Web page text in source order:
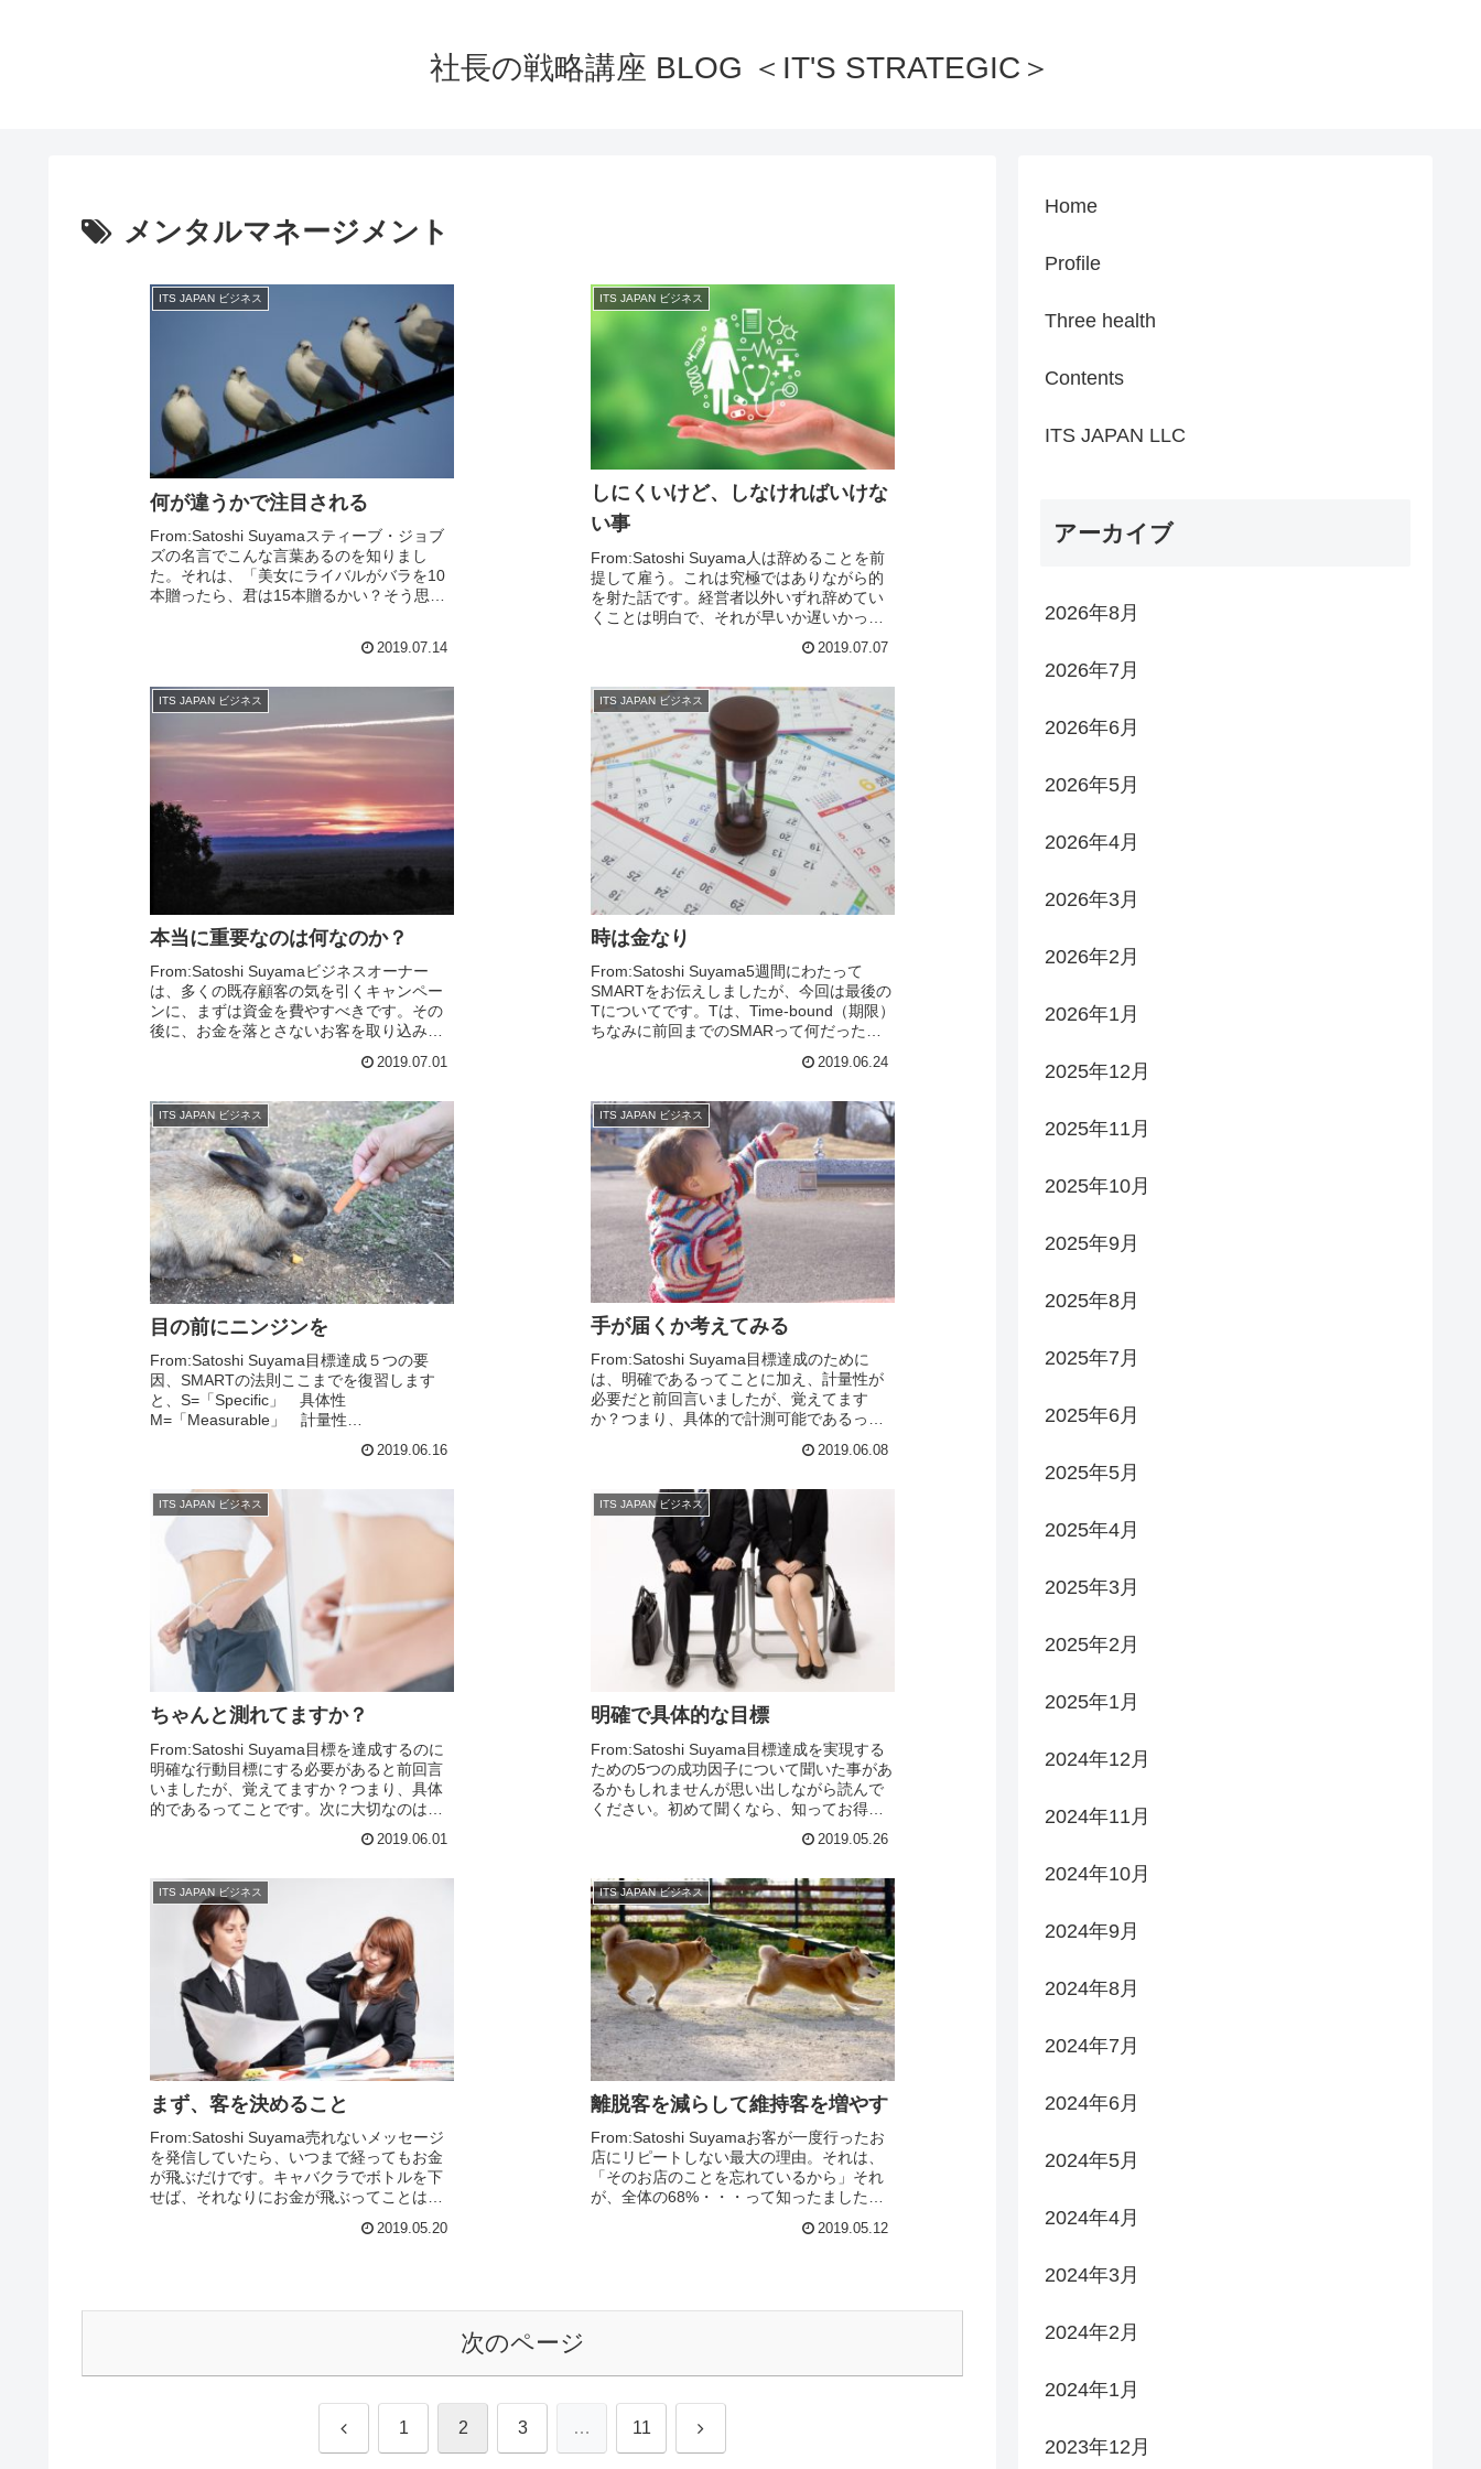
社長の戦略講座 BLOG ＜IT'S STRATEGIC＞
メンタルマネージメント
ITS JAPAN ビジネス
何が違うかで注目される
From:Satoshi Suyamaスティーブ・ジョブ
ズの名言でこんな言葉あるのを知りまし
た。それは、「美女にライバルがバラを10
本贈ったら、君は15本贈るかい？そう思っ
2019.07.14
ITS JAPAN ビジネス
しにくいけど、しなければいけな
い事
From:Satoshi Suyama人は辞めることを前
提して雇う。これは究極ではありながら的
を射た話です。経営者以外いずれ辞めてい
くことは明白で、それが早いか遅いかって
では無く、長くいてもらうことにフ...2019.07.07
ITS JAPAN ビジネス
本当に重要なのは何なのか？
From:Satoshi Suyamaビジネスオーナー
は、多くの既存顧客の気を引くキャンペー
ンに、まずは資金を費やすべきです。その
後に、お金を落とさないお客を取り込み、
に仕向ける戦略を立て、そこに時間と...
2019.07.01
ITS JAPAN ビジネス
時は金なり
From:Satoshi Suyama5週間にわたって
SMARTをお伝えしましたが、今回は最後の
Tについてです。Tは、Time-bound（期限）
ちなみに前回までのSMARって何だったか
2019.06.24
ITS JAPAN ビジネス
目の前にニンジンを
From:Satoshi Suyama目標達成５つの要
因、SMARTの法則ここまでを復習します
と、S=「Specific」 具体性
M=「Measurable」 計量性
2019.06.16
ITS JAPAN ビジネス
手が届くか考えてみる
From:Satoshi Suyama目標達成のために
は、明確であるってことに加え、計量性が
必要だと前回言いましたが、覚えてます
か？つまり、具体的で計測可能であるって
は、Achievable（達成可能性...
2019.06.08
ITS JAPAN ビジネス
ちゃんと測れてますか？
From:Satoshi Suyama目標を達成するのに
明確な行動目標にする必要があると前回言
いましたが、覚えてますか？つまり、具体
的であるってことです。次に大切なのは、
な）・・・です。SMARTの法... 2019.06.01
ITS JAPAN ビジネス
明確で具体的な目標
From:Satoshi Suyama目標達成を実現する
ための5つの成功因子について聞いた事があ
るかもしれませんが思い出しながら読んで
ください。初めて聞くなら、知ってお得お
ましょう。この５項目って何かと...2019.05.26
ITS JAPAN ビジネス
まず、客を決めること
From:Satoshi Suyama売れないメッセージ
を発信していたら、いつまで経ってもお金
が飛ぶだけです。キャバクラでボトルを下
せば、それなりにお金が飛ぶってことはお
されるたびにお金が減るってことで...2019.05.20
ITS JAPAN ビジネス
離脱客を減らして維持客を増やす
From:Satoshi Suyamaお客が一度行ったお
店にリピートしない最大の理由。それは、
「そのお店のことを忘れているから」それ
が、全体の68%・・・って知ったました？
「新規＋（維持ー離脱）」と考えて...2019.05.12
次のページ
前 1 2 3 … 11 次
Home
Profile
Three health
Contents
ITS JAPAN LLC
アーカイブ
2026年8月
2026年7月
2026年6月
2026年5月
2026年4月
2026年3月
2026年2月
2026年1月
2025年12月
2025年11月
2025年10月
2025年9月
2025年8月
2025年7月
2025年6月
2025年5月
2025年4月
2025年3月
2025年2月
2025年1月
2024年12月
2024年11月
2024年10月
2024年9月
2024年8月
2024年7月
2024年6月
2024年5月
2024年4月
2024年3月
2024年2月
2024年1月
2023年12月